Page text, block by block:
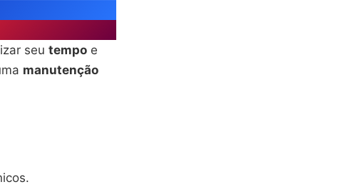
seu tempo e
manutenção